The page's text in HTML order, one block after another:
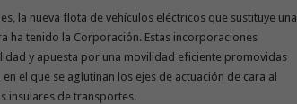
la nueva flota de vehículos eléctricos que sustituye una
ha tenido la Corporación. Estas incorporaciones
y apuesta por una movilidad eficiente promovidas
el que se aglutinan los ejes de actuación de cara al
insulares de transportes.